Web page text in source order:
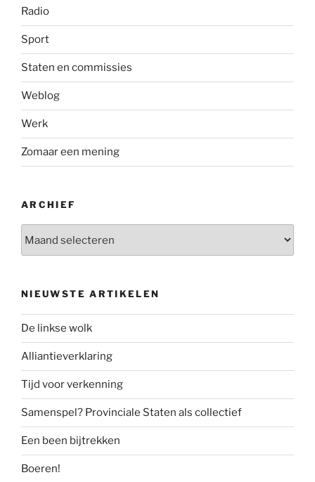
Radio
Sport
Staten en commissies
Weblog
Werk
Zomaar een mening
ARCHIEF
NIEUWSTE ARTIKELEN
De linkse wolk
Alliantieverklaring
Tijd voor verkenning
Samenspel? Provinciale Staten als collectief
Een been bijtrekken
Boeren!